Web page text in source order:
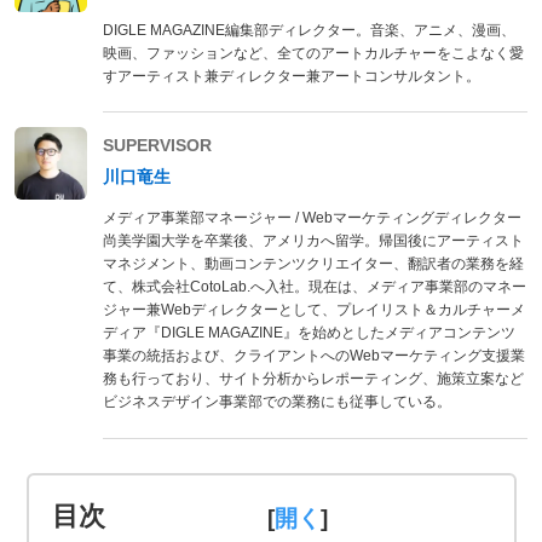
DIGLE MAGAZINE編集部ディレクター。音楽、アニメ、漫画、
映画、ファッションなど、全てのアートカルチャーをこよなく愛
すアーティスト兼ディレクター兼アートコンサルタント。
SUPERVISOR
川口竜生
メディア事業部マネージャー / Webマーケティングディレクター
尚美学園大学を卒業後、アメリカへ留学。帰国後にアーティスト
マネジメント、動画コンテンツクリエイター、翻訳者の業務を経
て、株式会社CotoLab.へ入社。現在は、メディア事業部のマネー
ジャー兼Webディレクターとして、プレイリスト＆カルチャーメ
ディア『DIGLE MAGAZINE』を始めとしたメディアコンテンツ
事業の統括および、クライアントへのWebマーケティング支援業
務も行っており、サイト分析からレポーティング、施策立案など
ビジネスデザイン事業部での業務にも従事している。
目次 [ ]